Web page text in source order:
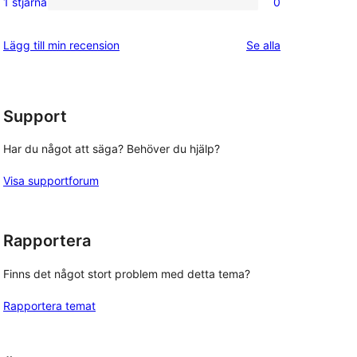
recensioner
0
stjärniga
Lägg till min recension Se alla
Support
Har du något att säga? Behöver du hjälp?
Visa supportforum
Rapportera
Finns det något stort problem med detta tema?
Rapportera temat